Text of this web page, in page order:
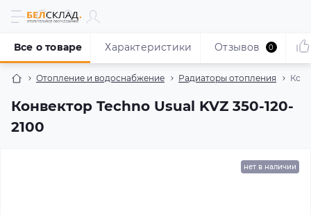
Отопление и водоснабжение Радиаторы отопления
Конвектор Techno Usual KVZ 350-120-
2100
Все о товаре Характеристики Отзывов 0
нет в наличии